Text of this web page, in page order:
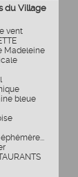
du Village
vent
Madeleine
bleue